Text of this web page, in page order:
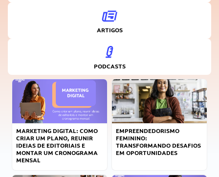
ARTIGOS
PODCASTS
MARKETING DIGITAL: COMO
CRIAR UM PLANO, REUNIR
IDEIAS DE EDITORIAIS E
MONTAR UM CRONOGRAMA
MENSAL
EMPREENDEDORISMO
FEMININO:
TRANSFORMANDO DESAFIOS
EM OPORTUNIDADES